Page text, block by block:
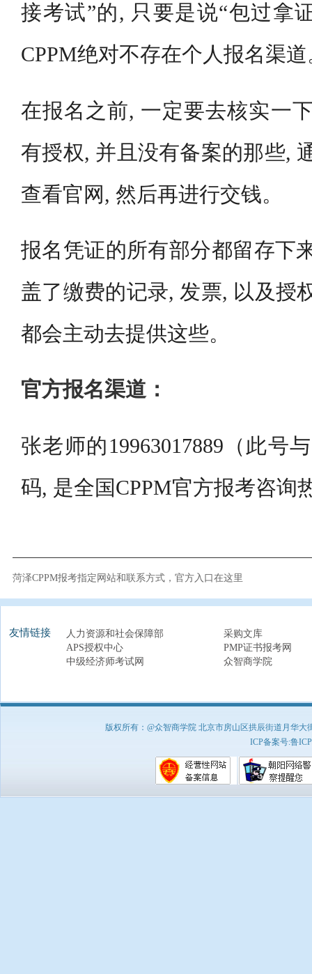
接考试”的, 只要是说“包过拿
CPPM绝对不存在个人报名渠道
在报名之前, 一定要去核实一
有授权, 并且没有备案的那些,
查看官网, 然后再进行交钱。
报名凭证的所有部分都留存下
盖了缴费的记录, 发票, 以及授
都会主动去提供这些。
官方报名渠道：
张老师的19963017889（此号
码, 是全国CPPM官方报考咨询
菏泽CPPM报考指定网站和联系方式，官方入口在这里
友情链接 人力资源和社会保障部
采购文库
APS授权中心
PMP证书报考网
中级经济师考试网
众智商学院
版权所有：@众智商学院 北京市房山区拱辰街道月华
ICP备案号:鲁